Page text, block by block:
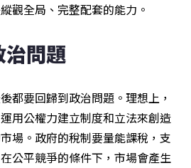
觀全局、完整配套的能力。
問題
都要回歸到政治問題。理想上，
用公權力建立制度和立法來創造
場。政府的稅制要量能課稅，支
公平競爭的條件下，市場會產生